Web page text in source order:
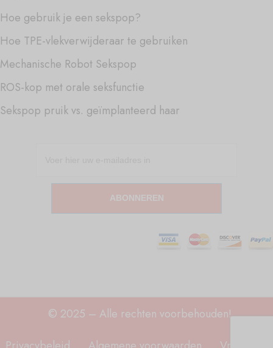
Hoe gebruik je een sekspop?
Hoe TPE-vlekverwijderaar te gebruiken
Mechanische Robot Sekspop
ROS-kop met orale seksfunctie
Sekspop pruik vs. geïmplanteerd haar
ABONNEREN
© 2025 – Alle rechten voorbehouden!